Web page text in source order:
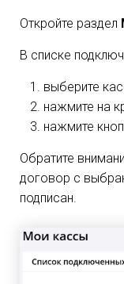
Откройте раздел
В списке
выберите
нажмите на
нажмите
Обратите
договор с
подписан.